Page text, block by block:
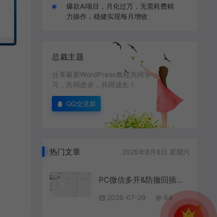
爆款Ai项目，月化过万，无需耗费精
力操作，稳健实现每月增收
总裁主题
分享最新WordPress教程共同学
习，共同进步，共同成长！
QQ交流群
热门文章 2026年8月8日 星期六
PC微信多开&防撤回插件 适用4.1.12.26
2026-07-29 64